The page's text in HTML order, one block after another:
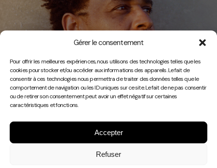
Gérer le consentement
Pour offrir les meilleures expériences, nous utilisons des technologies telles que les
cookies pour stocker et/ou accéder aux informations des appareils. Le fait de
consentir à ces technologies nous permettra de traiter des données telles que le
comportement de navigation ou les ID uniques sur ce site. Le fait de ne pas consentir
ou de retirer son consentement peut avoir un effet négatif sur certaines
caractéristiques et fonctions.
Accepter
Refuser
Play
Video